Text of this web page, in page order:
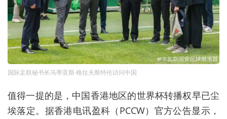
国际足联秘书长马蒂亚斯·格拉夫斯特伦访问中国
值得一提的是，中国香港地区的世界杯转播权早已尘
埃落定。据香港电讯盈科（PCCW）官方公告显示，